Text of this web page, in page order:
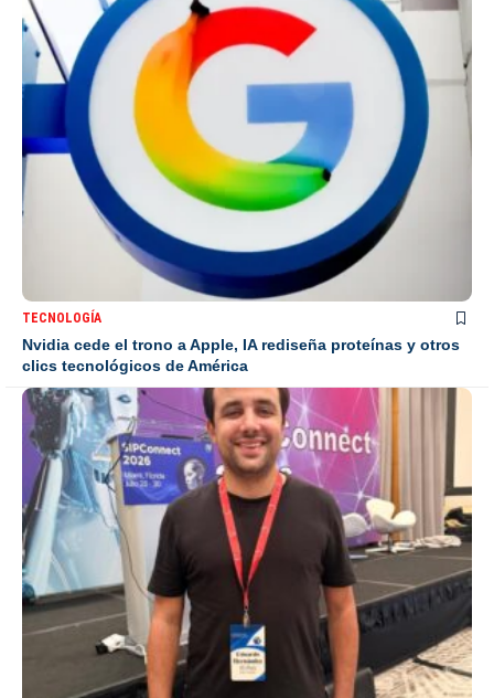
TECNOLOGÍA
Nvidia cede el trono a Apple, IA rediseña proteínas y otros
clics tecnológicos de América